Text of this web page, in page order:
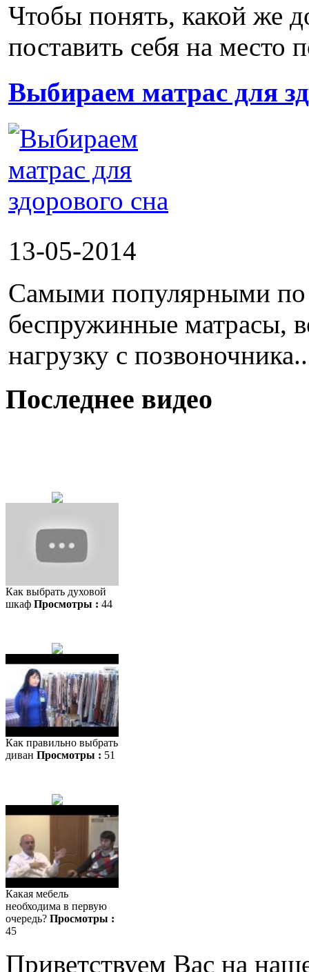
Чтобы понять, какой же
поставить себя на место
Выбираем матрас для
13-05-2014
Самыми популярными по
беспружинные матрасы,
нагрузку с
Последнее видео
Как выбрать духовой
шкаф Просмотры : 44
Как правильно выбрать
диван Просмотры : 51
Какая мебель
необходима в первую
очередь? Просмотры :
45
Приветствуем Вас на